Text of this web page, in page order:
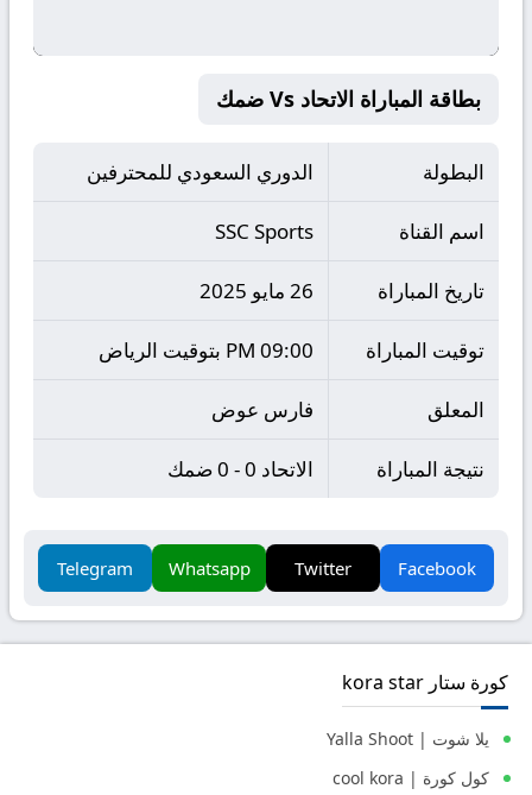
بطاقة المباراة الاتحاد Vs ضمك
البطولة الدوري السعودي للمحترفين
اسم القناة SSC Sports
تاريخ المباراة 26 مايو 2025
توقيت المباراة 09:00 PM بتوقيت الرياض
المعلق فارس عوض
نتيجة المباراة الاتحاد 0 - 0 ضمك
Facebook
Twitter
Whatsapp
Telegram
كورة ستار kora star
يلا شوت | Yalla Shoot
كول كورة | cool kora